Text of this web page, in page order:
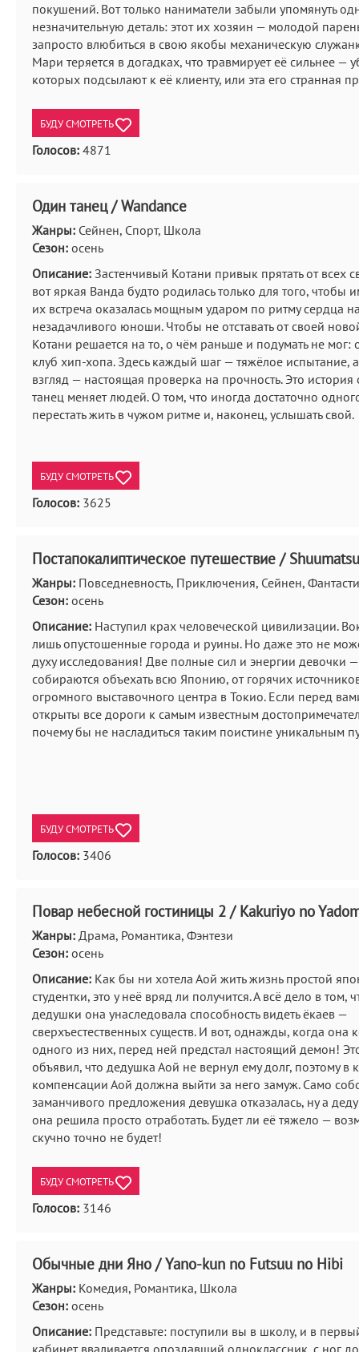
покушений. Вот только наниматели забыли упомянуть
незначительную деталь: этот их хозяин — молодой
запросто влюбиться в свою якобы механическую
Мари теряется в догадках, что травмирует её сильнее —
которых подсылают к её клиенту, или эта его странная
БУДУ СМОТРЕТЬ
Голосов: 4871
Один танец / Wandance
Жанры: Сейнен, Спорт, Школа
Сезон: осень
Описание: Застенчивый Котани привык прятать от всех
вот яркая Ванда будто родилась только для того, чтобы
их встреча оказалась мощным ударом по ритму сердца
незадачливого юноши. Чтобы не отставать от своей
Котани решается на то, о чём раньше и подумать не мог:
клуб хип-хопа. Здесь каждый шаг — тяжёлое испытание,
взгляд — настоящая проверка на прочность. Это история
танец меняет людей. О том, что иногда достаточно
перестать жить в чужом ритме и, наконец, услышать свой.
БУДУ СМОТРЕТЬ
Голосов: 3625
Постапокалиптическое путешествие /
Жанры: Повседневность, Приключения, Сейнен,
Сезон: осень
Описание: Наступил крах человеческой цивилизации.
лишь опустошенные города и руины. Но даже это не
духу исследования! Две полные сил и энергии девочки
собираются объехать всю Японию, от горячих
огромного выставочного центра в Токио. Если перед
открыты все дороги к самым известным
почему бы не насладиться таким поистине уникальным
БУДУ СМОТРЕТЬ
Голосов: 3406
Повар небесной гостиницы 2 / Kakuriyo no
Жанры: Драма, Романтика, Фэнтези
Сезон: осень
Описание: Как бы ни хотела Аой жить жизнь простой
студентки, это у неё вряд ли получится. А всё дело в том,
дедушки она унаследовала способность видеть ёкаев —
сверхъестественных существ. И вот, однажды, когда она
одного из них, перед ней предстал настоящий демон!
объявил, что дедушка Аой не вернул ему долг, поэтому в
компенсации Аой должна выйти за него замуж. Само
заманчивого предложения девушка отказалась, ну а
она решила просто отработать. Будет ли её тяжело —
скучно точно не будет!
БУДУ СМОТРЕТЬ
Голосов: 3146
Обычные дни Яно / Yano-kun no Futsuu no Hibi
Жанры: Комедия, Романтика, Школа
Сезон: осень
Описание: Представьте: поступили вы в школу, и в
кабинет вваливается опоздавший одноклассник, с ног